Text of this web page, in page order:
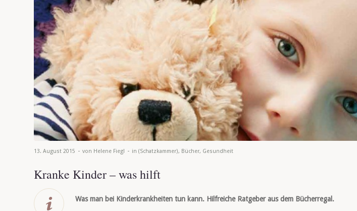
13. August 2015 - von Helene Fiegl - in (Schatzkammer), Bücher, Gesundheit
Kranke Kinder – was hilft
Was man bei Kinderkrankheiten tun kann. Hilfreiche Ratgeber aus dem Bücherregal.